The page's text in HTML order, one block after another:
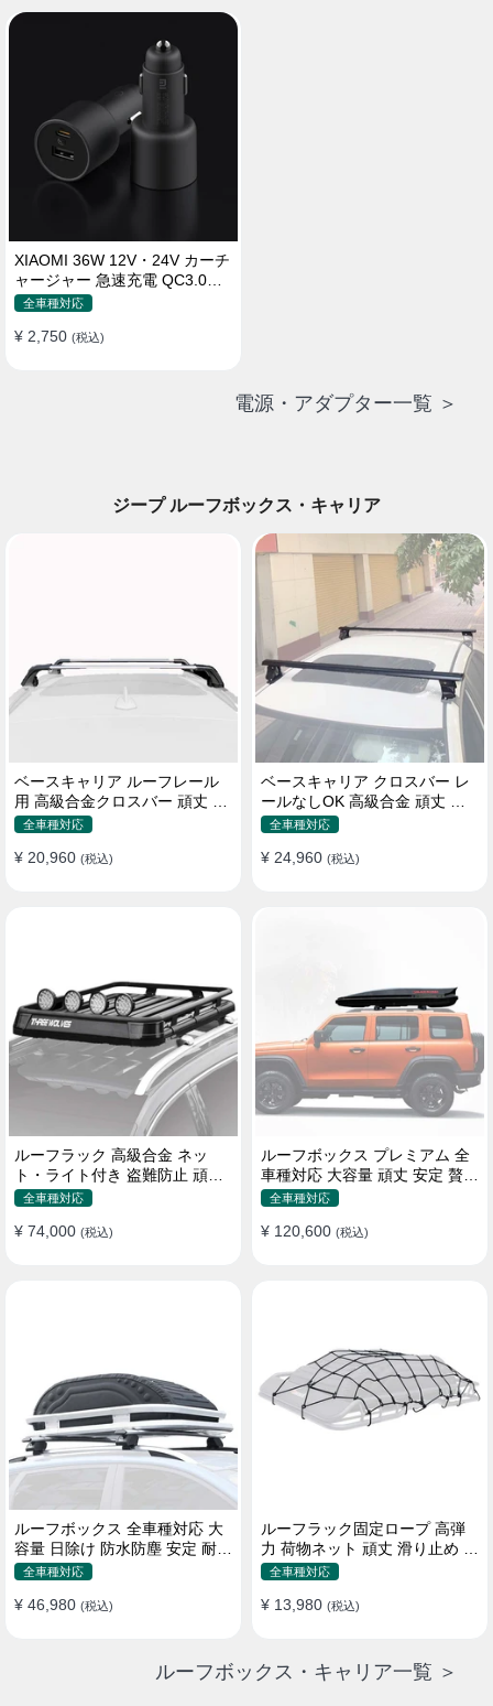
XIAOMI 36W 12V・24V カーチ
ャージャー 急速充電 QC3.0
LEDライト コンパクト 車載充
全車種対応
¥ 2,750 (税込)
電源・アダプター一覧 ＞
ジープ ルーフボックス・キャリア
ベースキャリア ルーフレール
用 高級合金クロスバー 頑丈 ロ
ック付き ベースラックセット
全車種対応
¥ 20,960 (税込)
ベースキャリア クロスバー レ
ールなしOK 高級合金 頑丈 ロ
ック付き ベースラックセット
全車種対応
¥ 24,960 (税込)
ルーフラック 高級合金 ネッ
ト・ライト付き 盗難防止 頑丈
安定 分離式 大容量 ベースキャ
全車種対応
¥ 74,000 (税込)
ルーフボックス プレミアム 全
車種対応 大容量 頑丈 安定 贅沢
使い心地 おしゃれ 多色 車用ラ
全車種対応
¥ 120,600 (税込)
ルーフボックス 全車種対応 大
容量 日除け 防水防塵 安定 耐久
使い便利 折畳式 車用ラゲッジ
全車種対応
¥ 46,980 (税込)
ルーフラック固定ロープ 高弾
力 荷物ネット 頑丈 滑り止め ス
トラップ付き ベースキャリア
全車種対応
¥ 13,980 (税込)
ルーフボックス・キャリア一覧 ＞